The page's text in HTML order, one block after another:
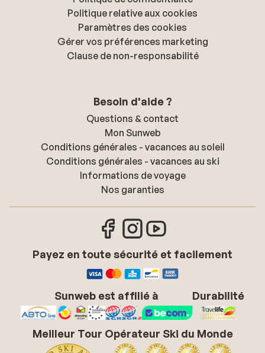
Politique relative aux cookies
Paramètres des cookies
Gérer vos préférences marketing
Clause de non-responsabilité
Besoin d'aide ?
Questions & contact
Mon Sunweb
Conditions générales - vacances au soleil
Conditions générales - vacances au ski
Informations de voyage
Nos garanties
Payez en toute sécurité et facilement
Sunweb est affilié à Durabilité
Meilleur Tour Opérateur Ski du Monde